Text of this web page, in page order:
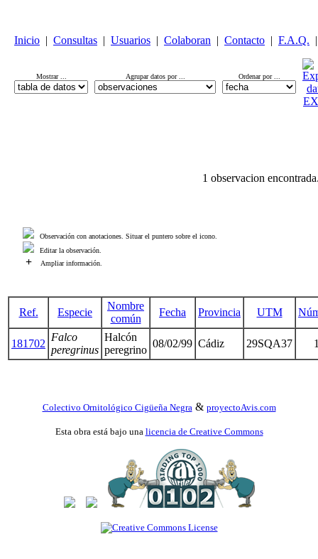
Inicio | Consultas | Usuarios | Colaboran | Contacto | F.A.Q. |
Mostrar ... Agrupar datos por ... Ordenar por ...
1 observacion
Observación con anotaciones. Situar el puntero sobre el icono.
Editar la observación.
+ Ampliar información.
Ref. Especie
Nombre
común
Fecha Provincia UTM
181702
Falco
peregrinus
Halcón
peregrino
08/02/99 Cádiz 29SQA37
Colectivo Ornitológico Cigüeña Negra & proyectoAvis.com
Esta obra está bajo una licencia de Creative Commons